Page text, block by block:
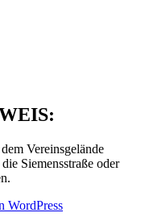
Vereinsgelände
Siemensstraße oder
WordPress